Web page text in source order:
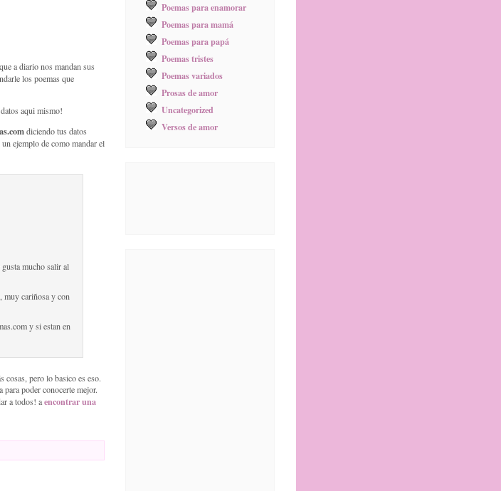
a diario nos mandan sus
los poemas que
aqui mismo!
diciendo tus datos
ejemplo de como mandar el
mucho salir al
muy cariñosa y con
y si estan en
cosas, pero lo basico es eso.
poder conocerte mejor.
a todos! aencontrar una
Poemas para enamorar
Poemas para mamá
Poemas para papá
Poemas tristes
Poemas variados
Prosas de amor
Uncategorized
Versos de amor